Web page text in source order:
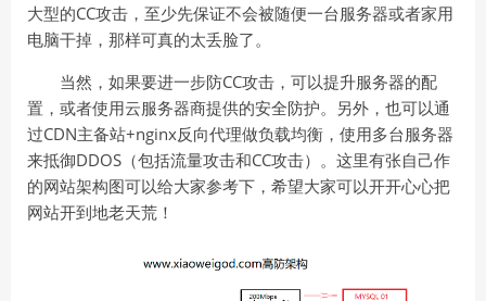
大型的CC攻击，至少先保证不会被随便一台服务器或者家用
电脑干掉，那样可真的太丢脸了。
当然，如果要进一步防CC攻击，可以提升服务器的配
置，或者使用云服务器商提供的安全防护。另外，也可以通
过CDN主备站+nginx反向代理做负载均衡，使用多台服务器
来抵御DDOS（包括流量攻击和CC攻击）。这里有张自己作
的网站架构图可以给大家参考下，希望大家可以开开心心把
网站开到地老天荒！